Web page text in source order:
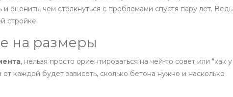
оценить, чем столкнуться с проблемами спустя пару лет. Ведь
стройке.
на размеры
, нельзя просто ориентироваться на чей-то совет или "как у
каждой будет зависеть, сколько бетона нужно и насколько